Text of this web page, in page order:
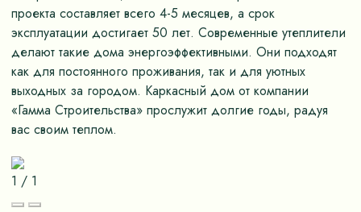
проекта составляет всего 4-5 месяцев, а срок
эксплуатации достигает 50 лет. Современные утеплители
делают такие дома энергоэффективными. Они подходят
как для постоянного проживания, так и для уютных
выходных за городом. Каркасный дом от компании
«Гамма Строительства» прослужит долгие годы, радуя
вас своим теплом.
1 / 1